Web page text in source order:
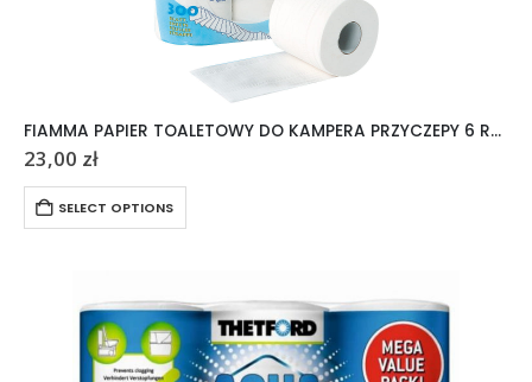
FIAMMA PAPIER TOALETOWY DO KAMPERA PRZYCZEPY 6 ROLEK
23,00 zł
SELECT OPTIONS